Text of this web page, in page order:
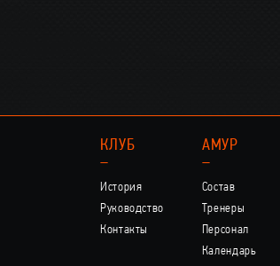
КЛУБ
–
История
Руководство
Контакты
АМУР
–
Состав
Тренеры
Персонал
Календарь